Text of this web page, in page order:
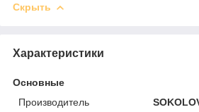
Скрыть
Характеристики
Основные
Производитель